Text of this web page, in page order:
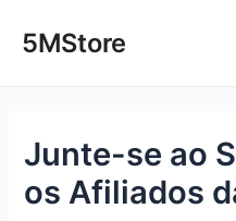
para5MStore
Junte-se ao
os Afiliados
navigation